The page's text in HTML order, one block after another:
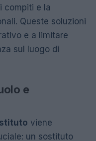
compiti e la
Queste soluzioni
e a limitare
sul luogo di
e
viene
un sostituto